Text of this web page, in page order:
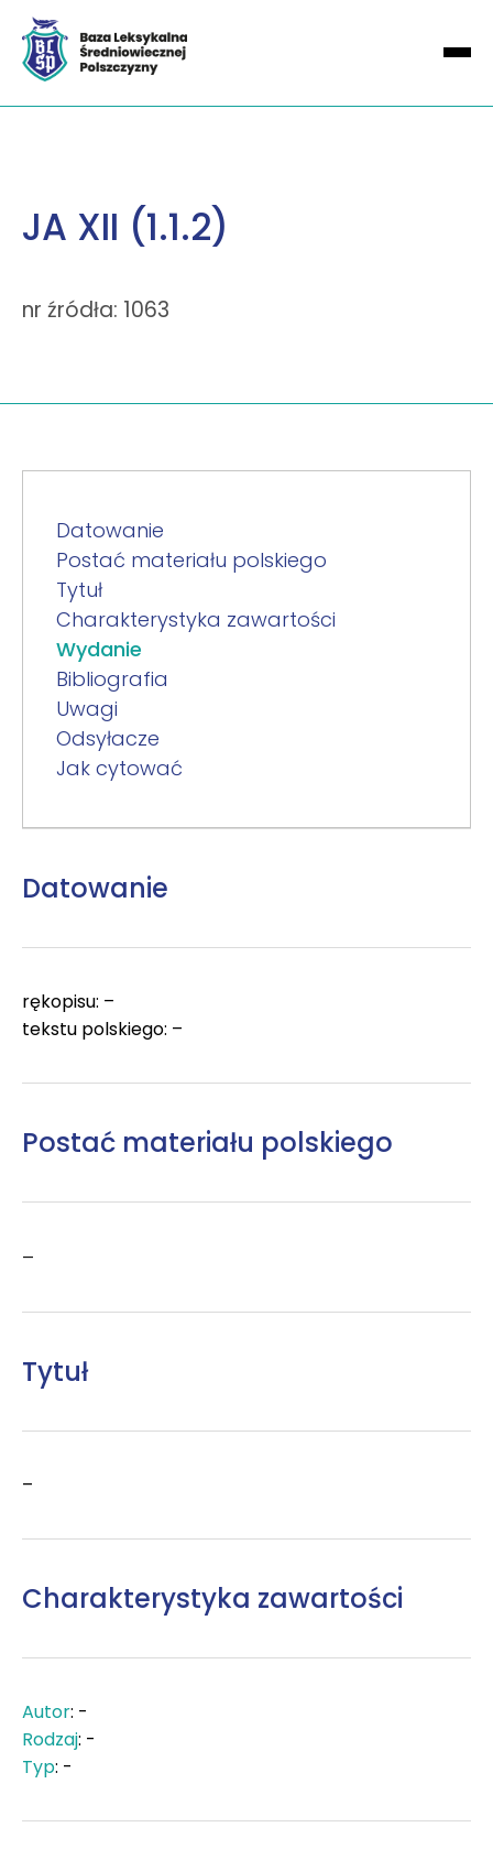
JA XII (1.1.2)
nr źródła: 1063
Datowanie
Postać materiału polskiego
Tytuł
Charakterystyka zawartości
Wydanie
Bibliografia
Uwagi
Odsyłacze
Jak cytować
Datowanie
rękopisu: –
tekstu polskiego: –
Postać materiału polskiego
–
Tytuł
–
Charakterystyka zawartości
Autor: -
Rodzaj: -
Typ: -